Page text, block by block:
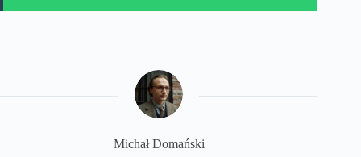
Michał Domański